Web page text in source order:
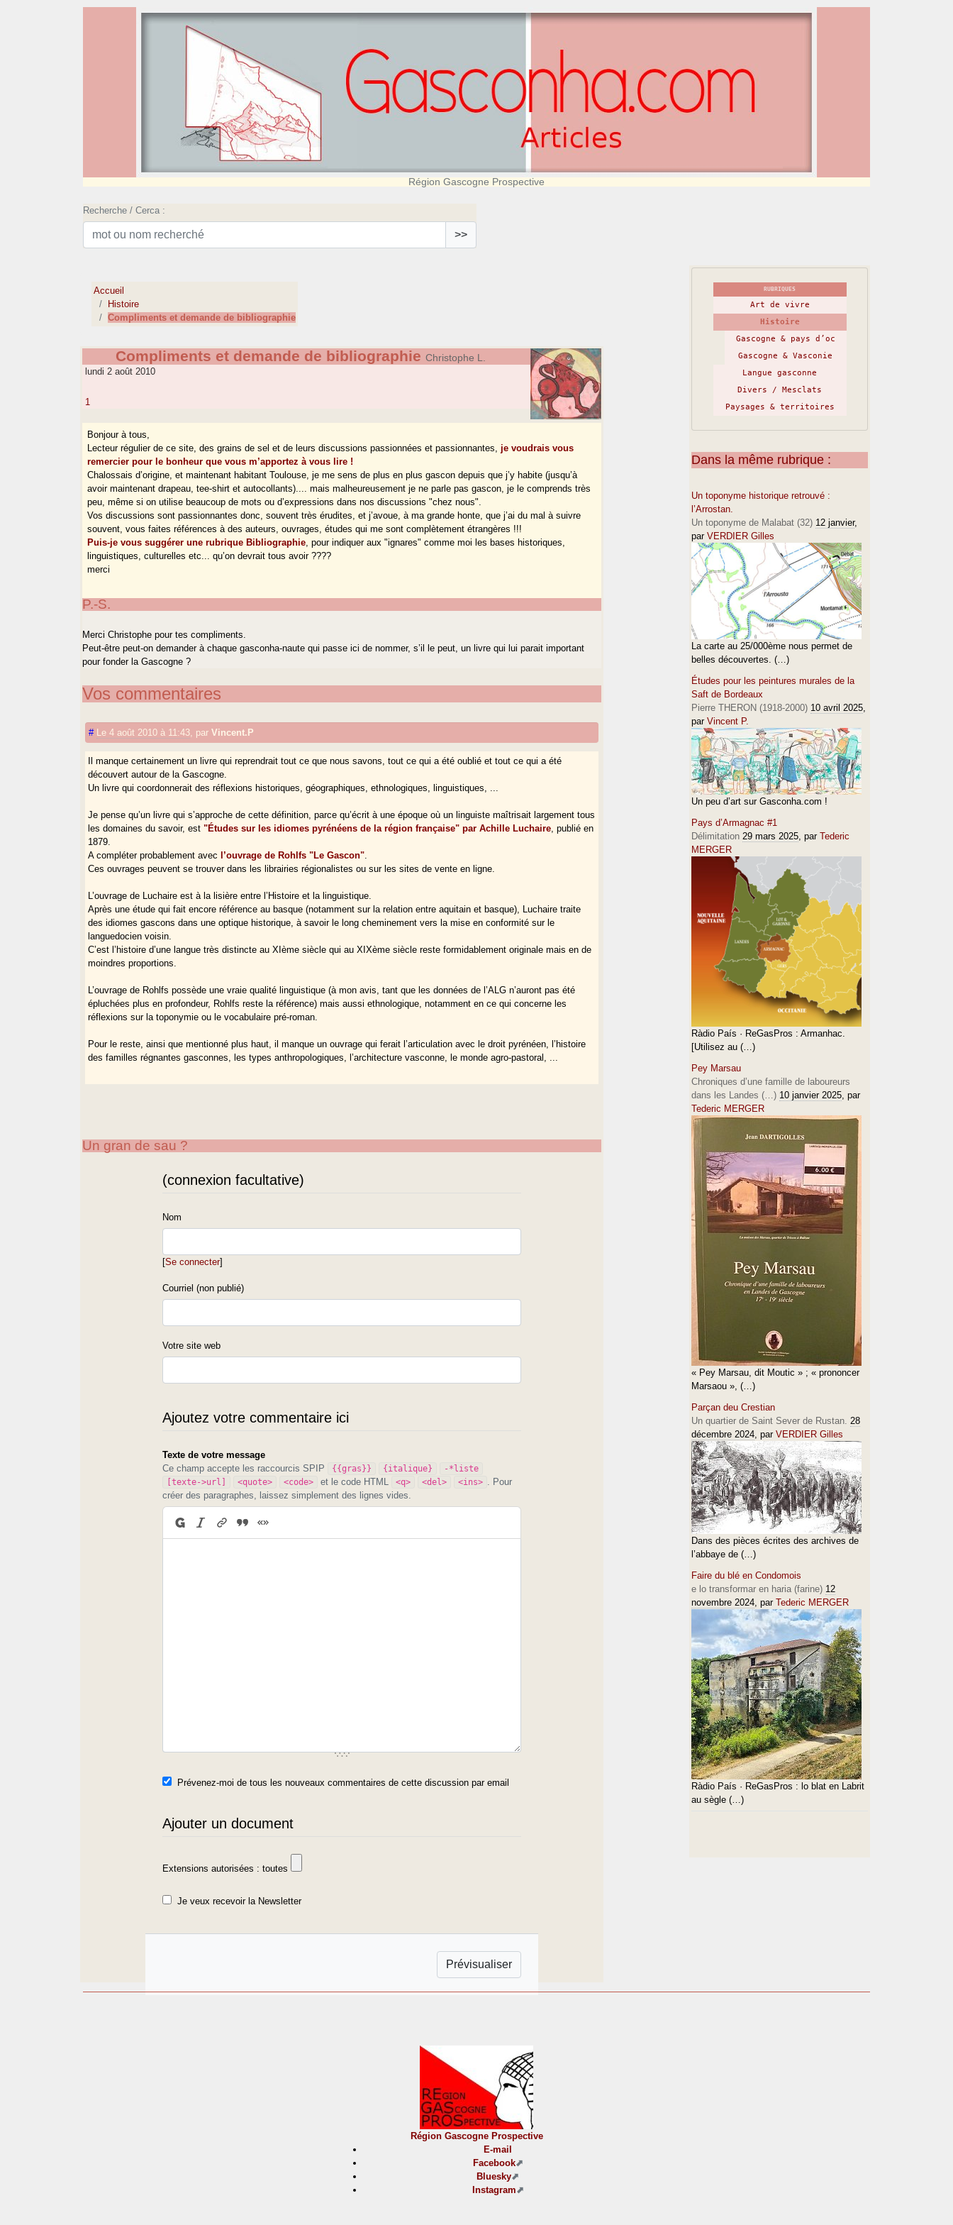
Région Gascogne Prospective
Recherche / Cerca :
>>
Accueil
Histoire
Compliments et demande de bibliographie
Compliments et demande de bibliographie Christophe L.
lundi 2 août 2010
1
Bonjour à tous,
Lecteur régulier de ce site, des grains de sel et de leurs discussions passionnées et passionnantes, je voudrais vous
remercier pour le bonheur que vous m’apportez à vous lire !
Chalossais d’origine, et maintenant habitant Toulouse, je me sens de plus en plus gascon depuis que j’y habite (jusqu’à
avoir maintenant drapeau, tee-shirt et autocollants).... mais malheureusement je ne parle pas gascon, je le comprends très
peu, même si on utilise beaucoup de mots ou d’expressions dans nos discussions "chez nous".
Vos discussions sont passionnantes donc, souvent très érudites, et j’avoue, à ma grande honte, que j’ai du mal à suivre
souvent, vous faites références à des auteurs, ouvrages, études qui me sont complètement étrangères !!!
Puis-je vous suggérer une rubrique Bibliographie, pour indiquer aux "ignares" comme moi les bases historiques,
linguistiques, culturelles etc... qu’on devrait tous avoir ????
merci
P.-S.
Merci Christophe pour tes compliments.
Peut-être peut-on demander à chaque gasconha-naute qui passe ici de nommer, s’il le peut, un livre qui lui parait important
pour fonder la Gascogne ?
Vos commentaires
# Le 4 août 2010 à 11:43 parVincent.P
Il manque certainement un livre qui reprendrait tout ce que nous savons, tout ce qui a été oublié et tout ce qui a été
découvert autour de la Gascogne.
Un livre qui coordonnerait des réflexions historiques, géographiques, ethnologiques, linguistiques, ...
Je pense qu’un livre qui s’approche de cette définition, parce qu’écrit à une époque où un linguiste maîtrisait largement tous
les domaines du savoir, est"Études sur les idiomes pyrénéens de la région française" par Achille Luchaire , publié en
1879.
A compléter probablement avecl’ouvrage de Rohlfs "Le Gascon"
Ces ouvrages peuvent se trouver dans les librairies régionalistes ou sur les sites de vente en ligne.
L’ouvrage de Luchaire est à la lisière entre l’Histoire et la linguistique.
Après une étude qui fait encore référence au basque (notamment sur la relation entre aquitain et basque), Luchaire traite
des idiomes gascons dans une optique historique, à savoir le long cheminement vers la mise en conformité sur le
languedocien voisin.
C’est l’histoire d’une langue très distincte au XIème siècle qui au XIXème siècle reste formidablement originale mais en de
moindres proportions.
L’ouvrage de Rohlfs possède une vraie qualité linguistique (à mon avis, tant que les données de l’ALG n’auront pas été
épluchées plus en profondeur, Rohlfs reste la référence) mais aussi ethnologique, notamment en ce qui concerne les
réflexions sur la toponymie ou le vocabulaire pré-roman.
Pour le reste, ainsi que mentionné plus haut, il manque un ouvrage qui ferait l’articulation avec le droit pyrénéen, l’histoire
des familles régnantes gasconnes, les types anthropologiques, l’architecture vasconne, le monde agro-pastoral, ...
Un gran de sau ?
(connexion facultative)
Nom
[Se connecter]
Courriel (non publié)
Votre site web
Ajoutez votre commentaire ici
Texte de votre message
Ce champ accepte les raccourcis SPIP
{{gras}} {italique}
-*liste
[texte->url]
<quote> <code> et le code HTML <q> <del> <ins>
. Pour
créer des paragraphes, laissez simplement des lignes vides.
Prévenez-moi de tous les nouveaux commentaires de cette discussion par email
Ajouter un document
Extensions autorisées : toutes
Je veux recevoir la Newsletter
RUBRIQUES
Art de vivre
Histoire
Gascogne & pays d’oc
Gascogne & Vasconie
Langue gasconne
Divers / Mesclats
Paysages & territoires
Dans la même rubrique :
Un toponyme historique retrouvé :
l’Arrostan.
Un toponyme de Malabat (32) 12 janvier,
par VERDIER Gilles
La carte au 25/000ème nous permet de
belles découvertes. (…)
Études pour les peintures murales de la
Saft de Bordeaux
Pierre THERON (1918-2000) 10 avril 2025,
par Vincent P.
Un peu d’art sur Gasconha.com !
Pays d’Armagnac #1
Délimitation 29 mars 2025, par Tederic
MERGER
Ràdio País · ReGasPros : Armanhac.
[Utilisez au (…)
Pey Marsau
Chroniques d’une famille de laboureurs
dans les Landes (…) 10 janvier 2025, par
Tederic MERGER
« Pey Marsau, dit Moutic » ; « prononcer
Marsaou », (…)
Parçan deu Crestian
Un quartier de Saint Sever de Rustan. 28
décembre 2024, par VERDIER Gilles
Dans des pièces écrites des archives de
l’abbaye de (…)
Faire du blé en Condomois
e lo transformar en haria (farine) 12
novembre 2024, par Tederic MERGER
Ràdio País · ReGasPros : lo blat en Labrit
au sègle (…)
Région Gascogne Prospective
E-mail
Facebook
Bluesky
Instagram